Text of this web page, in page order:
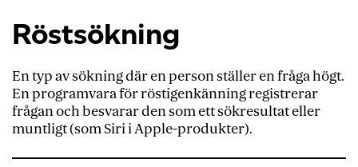
Röstsökning
En typ av sökning där en person ställer en fråga högt.
En programvara för röstigenkänning registrerar
frågan och besvarar den som ett sökresultat eller
muntligt (som Siri i Apple-produkter).